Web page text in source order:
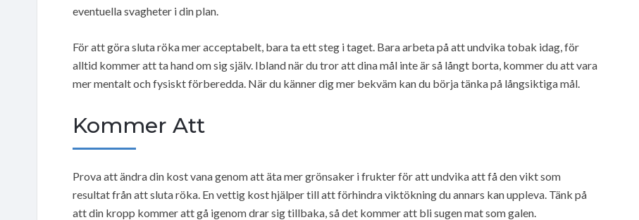
eventuella svagheter i din plan.
För att göra sluta röka mer acceptabelt, bara ta ett steg i taget. Bara arbeta på att undvika tobak idag, för
alltid kommer att ta hand om sig själv. Ibland när du tror att dina mål inte är så långt borta, kommer du att vara
mer mentalt och fysiskt förberedda. När du känner dig mer bekväm kan du börja tänka på långsiktiga mål.
Kommer Att
Prova att ändra din kost vana genom att äta mer grönsaker i frukter för att undvika att få den vikt som
resultat från att sluta röka. En vettig kost hjälper till att förhindra viktökning du annars kan uppleva. Tänk på
att din kropp kommer att gå igenom drar sig tillbaka, så det kommer att bli sugen mat som galen.